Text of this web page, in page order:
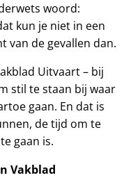
woord:
kun je niet in een
van de gevallen dan.
Uitvaart – bij
stil te staan bij waar
gaan. En dat is
de tijd om te
gaan is.
Vakblad